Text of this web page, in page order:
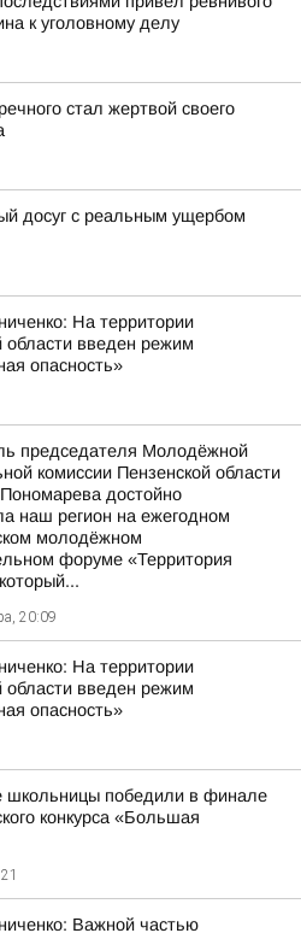
к уголовному делу
стал жертвой своего
досуг с реальным ущербом
На территории
области введен режим
опасность»
председателя Молодёжной
комиссии Пензенской области
достойно
наш регион на ежегодном
молодёжном
форуме «Территория
20:09
На территории
области введен режим
опасность»
школьницы победили в финале
конкурса «Большая
Важной частью